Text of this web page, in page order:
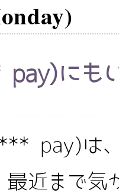
にも
pay)は、
最近まで気